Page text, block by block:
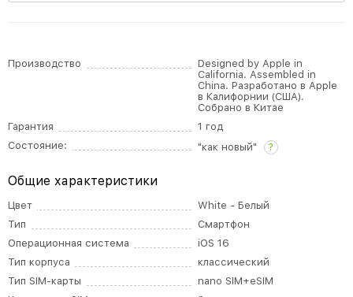
Производство
Designed by Apple in
California. Assembled in
China. Разработано в Apple
в Калифорнии (США).
Собрано в Китае
Гарантия
1 год
Состояние:
"как новый" ?
Общие характеристики
Цвет
White - Белый
Тип
Смартфон
Операционная система
iOS 16
Тип корпуса
классический
Тип SIM-карты
nano SIM+eSIM